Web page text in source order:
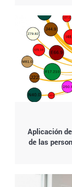
Aplicación
de las